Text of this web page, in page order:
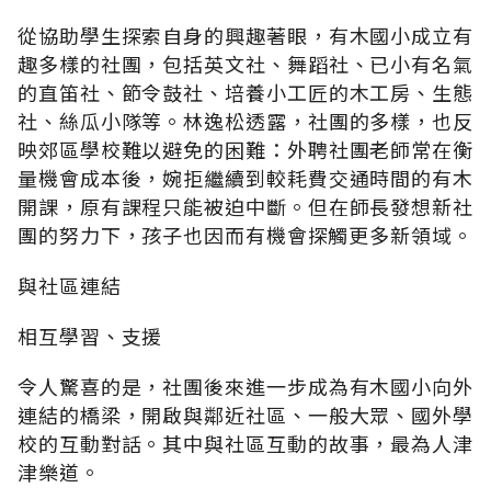
從協助學生探索自身的興趣著眼，有木國小成立有
趣多樣的社團，包括英文社、舞蹈社、已小有名氣
的直笛社、節令鼓社、培養小工匠的木工房、生態
社、絲瓜小隊等。林逸松透露，社團的多樣，也反
映郊區學校難以避免的困難：外聘社團老師常在衡
量機會成本後，婉拒繼續到較耗費交通時間的有木
開課，原有課程只能被迫中斷。但在師長發想新社
團的努力下，孩子也因而有機會探觸更多新領域。
與社區連結
相互學習、支援
令人驚喜的是，社團後來進一步成為有木國小向外
連結的橋梁，開啟與鄰近社區、一般大眾、國外學
校的互動對話。其中與社區互動的故事，最為人津
津樂道。